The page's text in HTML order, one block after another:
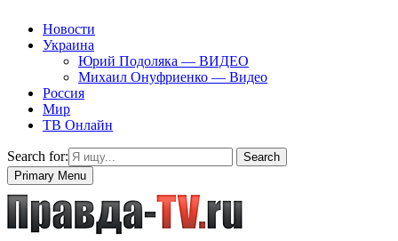
Новости
Украина
Юрий Подоляка — ВИДЕО
Михаил Онуфриенко — Видео
Россия
Мир
ТВ Онлайн
Search for:
Search
Primary Menu